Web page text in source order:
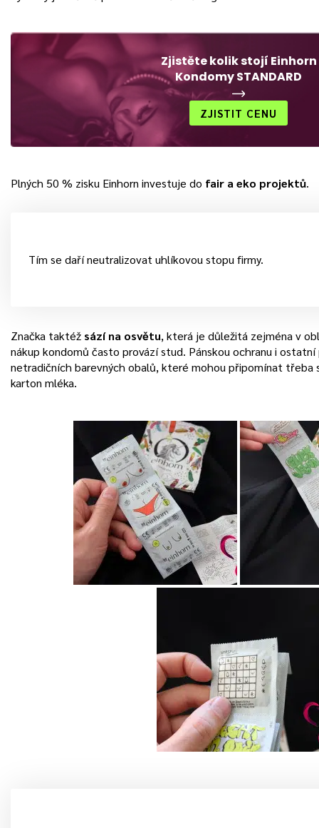
Zjistěte kolik stojí Einhorn
Kondomy STANDARD
ZJISTIT CENU
Plných 50 % zisku Einhorn investuje do fair a eko projektů.
Tím se daří neutralizovat uhlíkovou stopu firmy.
Značka taktéž sází na osvětu, která je důležitá zejména v
nákup kondomů často provází stud. Pánskou ochranu i
netradičních barevných obalů, které mohou připomínat třeba
karton mléka.